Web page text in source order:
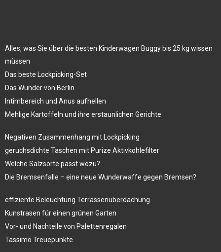
Alles, was Sie über die besten Kinderwagen Buggy bis 25 kg wissen
müssen
Das beste Lockpicking-Set
Das Wunder von Berlin
Intimbereich und Anus aufhellen
Mehlige Kartoffeln und ihre erstaunlichen Gerichte
Negativen Zusammenhang mit Lockpicking
geruchsdichte Taschen mit Purize Aktivkohlefilter
Welche Salzsorte passt wozu?
Die Bremsenfalle – eine neue Wunderwaffe gegen Bremsen?
effiziente Beleuchtung Terrassenüberdachung
Kunstrasen für einen grünen Garten
Vor- und Nachteile von Palettenregalen
Tassimo Treuepunkte